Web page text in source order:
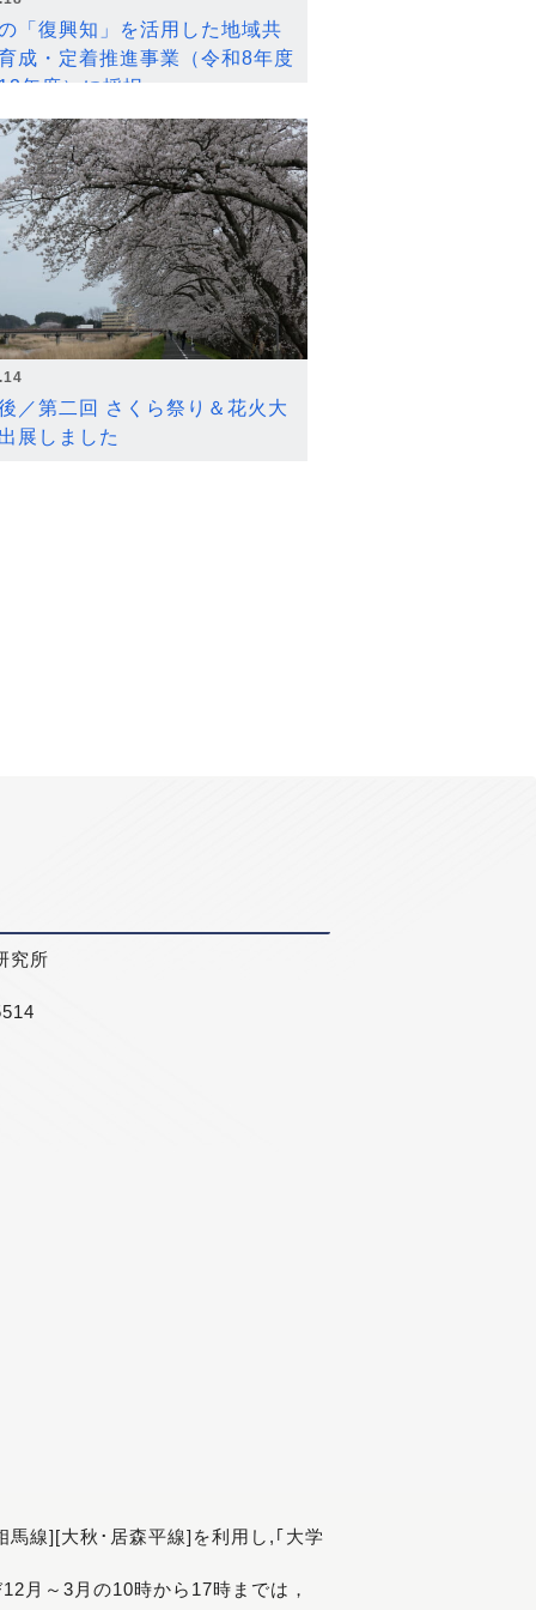
「復興知」を活用した地域共
成・定着推進事業（令和8年度
年度）に採択
／第二回 さくら祭り＆花火大
展しました
究所
線][大秋･居森平線]を利用し,｢大学
月～3月の10時から17時までは，